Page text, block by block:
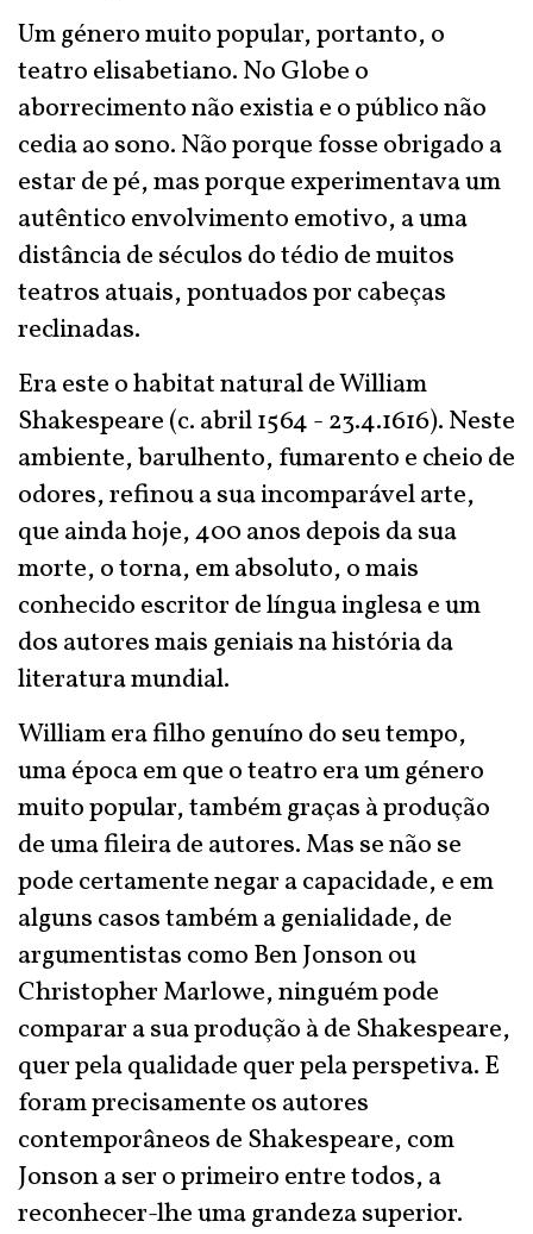
Um género muito popular, portanto, o
teatro elisabetiano. No Globe o
aborrecimento não existia e o público não
cedia ao sono. Não porque fosse obrigado a
estar de pé, mas porque experimentava um
autêntico envolvimento emotivo, a uma
distância de séculos do tédio de muitos
teatros atuais, pontuados por cabeças
reclinadas.
Era este o habitat natural de William
Shakespeare (c. abril 1564 - 23.4.1616). Neste
ambiente, barulhento, fumarento e cheio de
odores, refinou a sua incomparável arte,
que ainda hoje, 400 anos depois da sua
morte, o torna, em absoluto, o mais
conhecido escritor de língua inglesa e um
dos autores mais geniais na história da
literatura mundial.
William era filho genuíno do seu tempo,
uma época em que o teatro era um género
muito popular, também graças à produção
de uma fileira de autores. Mas se não se
pode certamente negar a capacidade, e em
alguns casos também a genialidade, de
argumentistas como Ben Jonson ou
Christopher Marlowe, ninguém pode
comparar a sua produção à de Shakespeare,
quer pela qualidade quer pela perspetiva. E
foram precisamente os autores
contemporâneos de Shakespeare, com
Jonson a ser o primeiro entre todos, a
reconhecer-lhe uma grandeza superior.